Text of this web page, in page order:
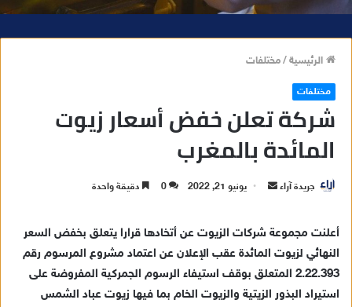
الرئيسية/مختلفات
مختلفات
شركة تعلن خفض أسعار زيوت
المائدة بالمغرب
جريدة آراء
س
ي
يونيو 21, 2022 0 دقيقة واحدة
أعلنت مجموعة شركات الزيوت عن أتخادها قرارا يتعلق بخفض السعر
النهائي لزيوت المائدة عقب الإعلان عن اعتماد مشروع المرسوم رقم
2.22.393 المتعلق بوقف استيفاء الرسوم الجمركية المفروضة على
استيراد البذور الزيتية والزيوت الخام بما فيها زيوت عباد الشمس